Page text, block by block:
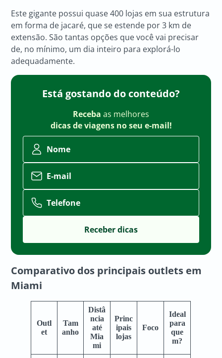
Este gigante possui quase 400 lojas em sua estrutura
em forma de jacaré, que se estende por 3 km de
extensão. São tantas opções que você vai precisar
de, no mínimo, um dia inteiro para explorá-lo
adequadamente.
Está gostando do conteúdo?
Receba as melhores
dicas de viagens no seu e-mail!
Nome
E-mail
Telefone
Comparativo dos principais outlets em
Miami
Outl
et
Tam
anho
Distâ
ncia
até
Mia
mi
Princ
ipais
lojas
Foco
Ideal
para
que
m?